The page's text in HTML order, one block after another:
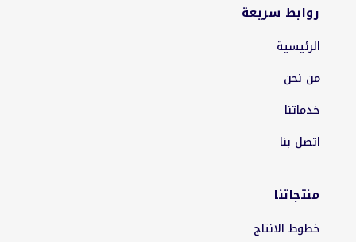
روابط سريعة
الرئيسية
من نحن
خدماتنا
اتصل بنا
منتجاتنا
خطوط الانتاج